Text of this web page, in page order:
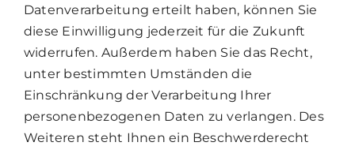
Datenverarbeitung erteilt haben, können Sie
diese Einwilligung jederzeit für die Zukunft
widerrufen. Außerdem haben Sie das Recht,
unter bestimmten Umständen die
Einschränkung der Verarbeitung Ihrer
personenbezogenen Daten zu verlangen. Des
Weiteren steht Ihnen ein Beschwerderecht